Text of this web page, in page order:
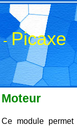
-Picaxe
Moteur
Ce module